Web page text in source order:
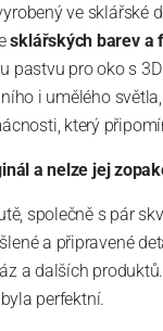
ve sklářské
sklářských barev a
pastvu pro oko s
i umělého
který
a nelze jej
společně s pár
a připravené
a dalších
perfektní.